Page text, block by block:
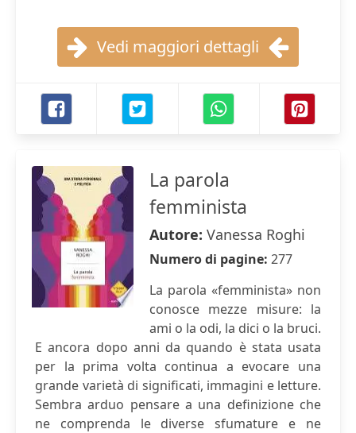
Vedi maggiori dettagli
La parola
femminista
Autore: Vanessa Roghi
Numero di pagine: 277
La parola «femminista» non
conosce mezze misure: la
ami o la odi, la dici o la bruci.
E ancora dopo anni da quando è stata usata
per la prima volta continua a evocare una
grande varietà di significati, immagini e letture.
Sembra arduo pensare a una definizione che
ne comprenda le diverse sfumature e ne